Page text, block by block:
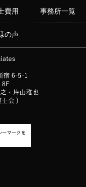
費用 事務所一覧
の声